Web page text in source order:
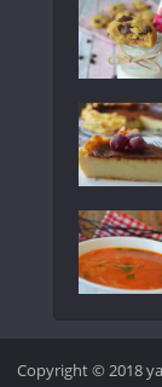
Copyright © 2018